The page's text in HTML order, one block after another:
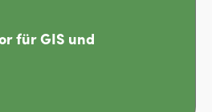
für GIS und